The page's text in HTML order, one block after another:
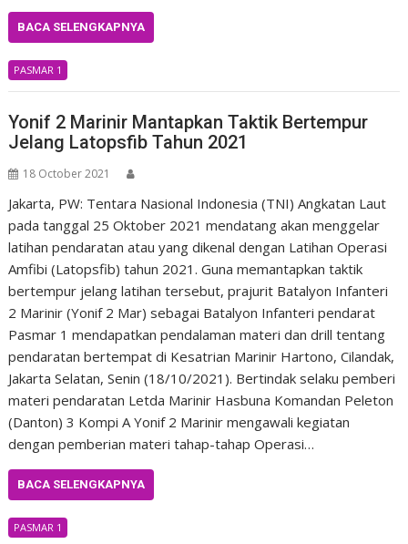
BACA SELENGKAPNYA
PASMAR 1
Yonif 2 Marinir Mantapkan Taktik Bertempur
Jelang Latopsfib Tahun 2021
18 October 2021
Jakarta, PW: Tentara Nasional Indonesia (TNI) Angkatan Laut
pada tanggal 25 Oktober 2021 mendatang akan menggelar
latihan pendaratan atau yang dikenal dengan Latihan Operasi
Amfibi (Latopsfib) tahun 2021. Guna memantapkan taktik
bertempur jelang latihan tersebut, prajurit Batalyon Infanteri
2 Marinir (Yonif 2 Mar) sebagai Batalyon Infanteri pendarat
Pasmar 1 mendapatkan pendalaman materi dan drill tentang
pendaratan bertempat di Kesatrian Marinir Hartono, Cilandak,
Jakarta Selatan, Senin (18/10/2021). Bertindak selaku pemberi
materi pendaratan Letda Marinir Hasbuna Komandan Peleton
(Danton) 3 Kompi A Yonif 2 Marinir mengawali kegiatan
dengan pemberian materi tahap-tahap Operasi…
BACA SELENGKAPNYA
PASMAR 1